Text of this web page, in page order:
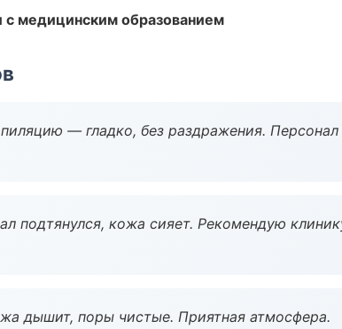
с медицинским образованием
— гладко, без раздражения. Персонал
подтянулся, кожа сияет. Рекомендую
дышит, поры чистые. Приятная атмосфера.